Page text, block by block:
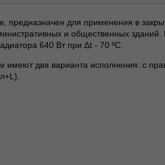
предназначен для применения в
и общественных зданий.
640 Вт при ∆t - 70 ºС.
два варианта исполнения: с